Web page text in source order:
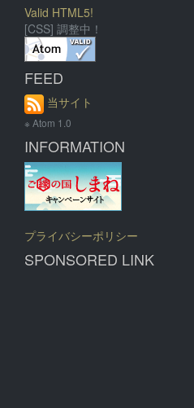
Valid HTML5!
[CSS] 調整中！
FEED
当サイト
※ Atom 1.0
INFORMATION
プライバシーポリシー
SPONSORED LINK